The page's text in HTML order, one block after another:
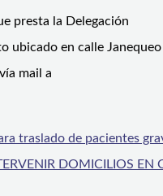
presta la Delegación
ubicado en calle Janequeo
mail a
traslado de pacientes
DOMICILIOS EN